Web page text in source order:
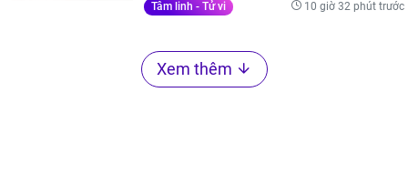
Tâm linh - Tử vi 10 giờ 32 phút trước
Xem thêm